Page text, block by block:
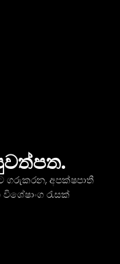
ගරුකරන, අපක්ෂපාතී
රැසක්